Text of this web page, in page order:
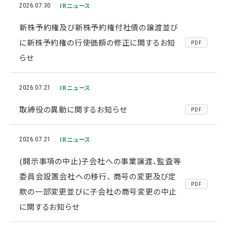
2026.07.30 IRニュース
新株予約権及び新株予約権付社債の譲渡並び
に新株予約権の行使価額の修正に関するお知
らせ
PDF
2026.07.21 IRニュース
取締役の異動に関するお知らせ PDF
2026.07.21 IRニュース
(開示事項の中止)子会社への事業譲渡、監査等
委員会設置会社への移行、 商号の変更及び定
款の一部変更並びに子会社の商号変更の中止
に関するお知らせ
PDF